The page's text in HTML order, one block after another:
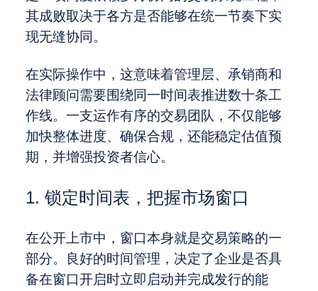
其成败取决于各方是否能够在统一节奏下实
现无缝协同。
在实际操作中，这意味着管理层、承销商和
法律顾问需要围绕同一时间表推进数十条工
作线。一支运作有序的交易团队，不仅能够
加快整体进度、确保合规，还能稳定估值预
期，并增强投资者信心。
1. 锁定时间表，把握市场窗口
在公开上市中，窗口本身就是交易策略的一
部分。良好的时间管理，决定了企业是否具
备在窗口开启时立即启动并完成发行的能